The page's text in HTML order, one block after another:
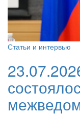
Статьи и интервью